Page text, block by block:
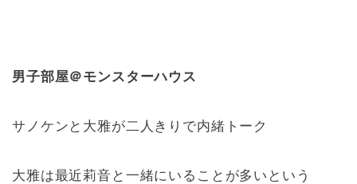
男子部屋＠モンスターハウス
サノケンと大雅が二人きりで内緒トーク
大雅は最近莉音と一緒にいることが多いという